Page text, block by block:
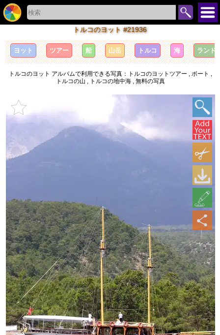
トルコのヨット #21936
ヨット ツアー 船 山岳 トルコ 海 ランド
トルコのヨット アルバムで利用できる写真：トルコのヨットツアー , ボート ,
トルコの山 , トルコの地中海 , 無料の写真